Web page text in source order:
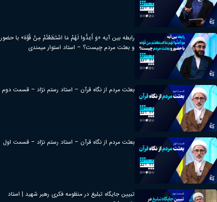
رابطه بین آیه «وَ أَعِدُّوا لَهُمْ مَا اسْتَطَعْتُمْ مِنْ قُوَّة» با حضور
و بعثت مردم چیست؟ – استاد استوار میمندی
بعثت مردم از نگاه قرآن – استاد رستم نژاد – قسمت دوم
بعثت مردم از نگاه قرآن – استاد رستم نژاد – قسمت اول
تبیین جایگاه تبلیغ در منظومه فکری رهبر شهید | استاد